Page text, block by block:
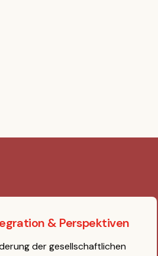
& Perspektiven
der gesellschaftlichen